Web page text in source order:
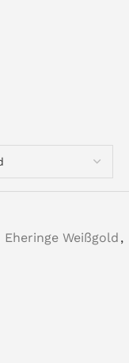
Eheringe Weißgold ,